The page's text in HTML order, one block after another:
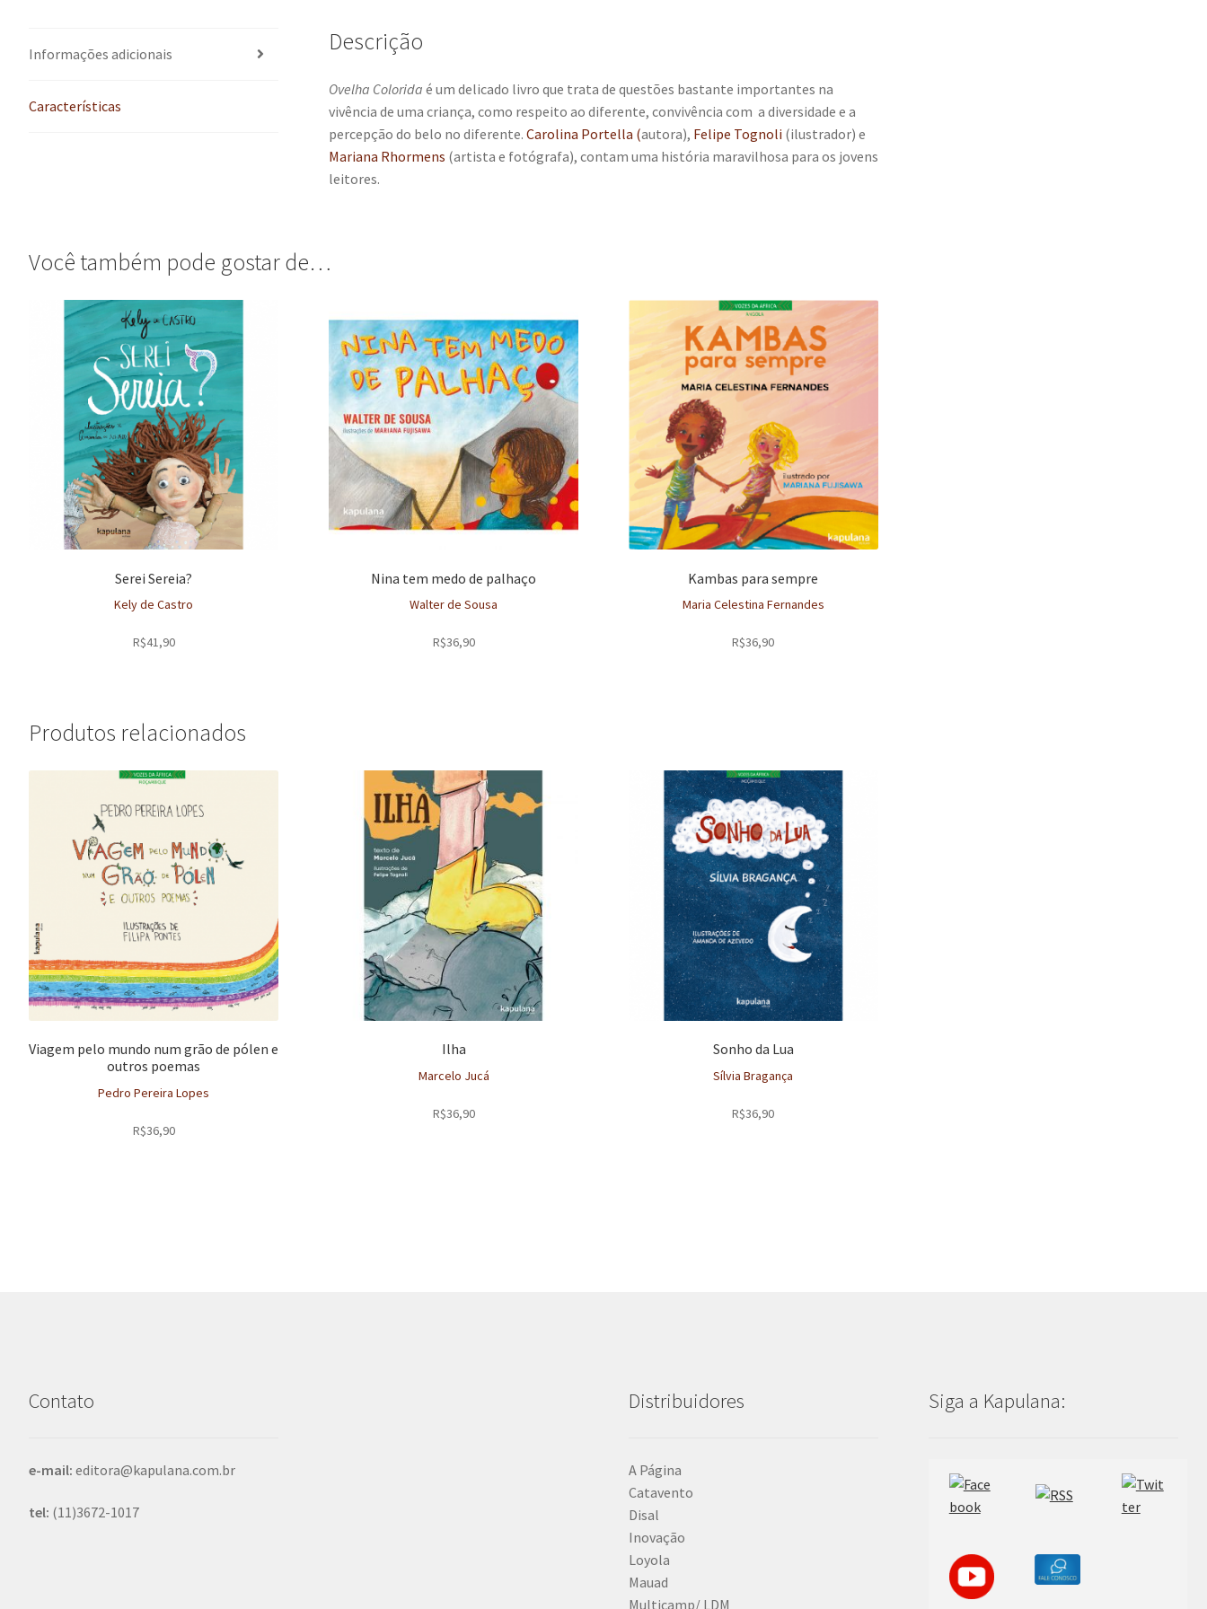
Informações adicionais
Características
Descrição
Ovelha Colorida é um delicado livro que trata de questões bastante importantes na
vivência de uma criança, como respeito ao diferente, convivência com a diversidade e a
percepção do belo no diferente. Carolina Portella (autora), Felipe Tognoli (ilustrador) e
Mariana Rhormens (artista e fotógrafa), contam uma história maravilhosa para os jovens
leitores.
Você também pode gostar de…
Serei Sereia?
Kely de Castro
R$41,90
Nina tem medo de palhaço
Walter de Sousa
R$36,90
Kambas para sempre
Maria Celestina Fernandes
R$36,90
Produtos relacionados
Viagem pelo mundo num grão de pólen e
outros poemas
Pedro Pereira Lopes
R$36,90
Ilha
Marcelo Jucá
R$36,90
Sonho da Lua
Sílvia Bragança
R$36,90
Contato
e-mail: editora@kapulana.com.br
tel: (11)3672-1017
Distribuidores
A Página
Catavento
Disal
Inovação
Loyola
Mauad
Multicamp/ LDM
Siga a Kapulana: